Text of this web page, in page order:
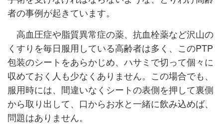
者の事例が起きています。
高血圧症や脂質異常症の薬、抗血栓薬など沢山の
くすりを毎日服用している高齢者は多く、このPTP
包装のシートをあらかじめ、ハサミで切って個々に
収めておく人も少なくありません。この場合でも、
服用時には、間違いなくシートの表側を押して裏側
から取り出して、口からお水と一緒に飲み込めば、
問題はありません。